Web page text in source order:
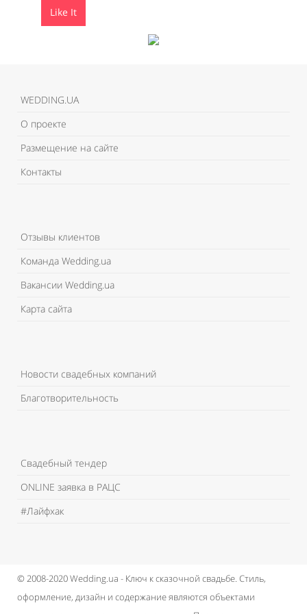
Like It
WEDDING.UA
О проекте
Размещение на сайте
Контакты
Отзывы клиентов
Команда Wedding.ua
Вакансии Wedding.ua
Карта сайта
Новости свадебных компаний
Благотворительность
Свадебный тендер
ONLINE заявка в РАЦС
#Лайфхак
© 2008-2020 Wedding.ua - Ключ к сказочной свадьбе. Стиль,
оформление, дизайн и содержание являются объектами